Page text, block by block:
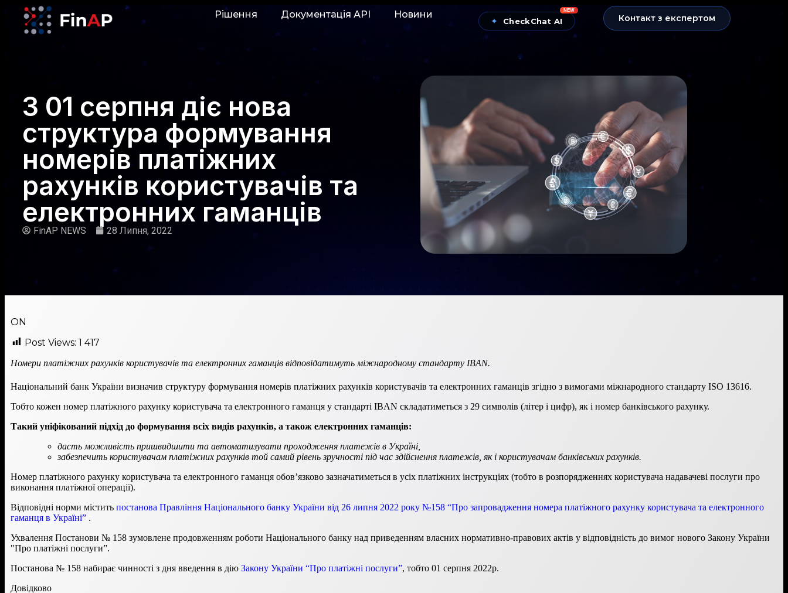
Рішення Документація АРІ Новини
✦ CheckChat AI
NEW
Контакт з експертом
З 01 серпня діє нова
структура формування
номерів платіжних
рахунків користувачів та
електронних гаманців
FinAP NEWS 28 Липня, 2022
ON
Post Views: 1 417
Номери платіжних рахунків користувачів та електронних гаманців відповідатимуть міжнародному стандарту IBAN.
Національний банк України визначив структуру формування номерів платіжних рахунків користувачів та електронних гаманців згідно з вимогами міжнародного стандарту ISO 13616.
Тобто кожен номер платіжного рахунку користувача та електронного гаманця у стандарті IBAN складатиметься з 29 символів (літер і цифр), як і номер банківського рахунку.
Такий уніфікований підхід до формування всіх видів рахунків, а також електронних гаманців:
дасть можливість пришвидшити та автоматизувати проходження платежів в Україні,
забезпечить користувачам платіжних рахунків той самий рівень зручності під час здійснення платежів, як і користувачам банківських рахунків.
Номер платіжного рахунку користувача та електронного гаманця обов’язково зазначатиметься в усіх платіжних інструкціях (тобто в розпорядженнях користувача надавачеві послуги про
виконання платіжної операції).
Відповідні норми містить постанова Правління Національного банку України від 26 липня 2022 року №158 “Про запровадження номера платіжного рахунку користувача та електронного
гаманця в Україні” .
Ухвалення Постанови № 158 зумовлене продовженням роботи Національного банку над приведенням власних нормативно-правових актів у відповідність до вимог нового Закону України
"Про платіжні послуги”.
Постанова № 158 набирає чинності з дня введення в дію Закону України “Про платіжні послуги”, тобто 01 серпня 2022р.
Довідково